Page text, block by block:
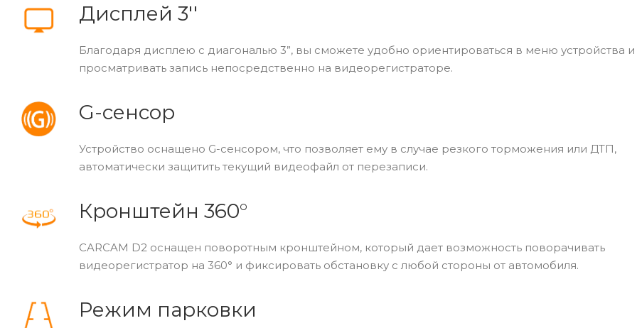
Дисплей 3''
Благодаря дисплею с диагональю 3”, вы сможете удобно ориентироваться в меню устройства и
просматривать запись непосредственно на видеорегистраторе.
G-сенсор
Устройство оснащено G-сенсором, что позволяет ему в случае резкого торможения или ДТП,
автоматически защитить текущий видеофайл от перезаписи.
Кронштейн 360°
CARCAM D2 оснащен поворотным кронштейном, который дает возможность поворачивать
видеорегистратор на 360° и фиксировать обстановку с любой стороны от автомобиля.
Режим парковки